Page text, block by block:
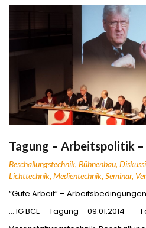
Tagung – Arbeitspolitik –
Beschallungstechnik, Bühnenbau,
Lichttechnik, Medientechnik, Seminar,
“Gute Arbeit” –
… IG BCE – Tagung – 09.01.2014 –